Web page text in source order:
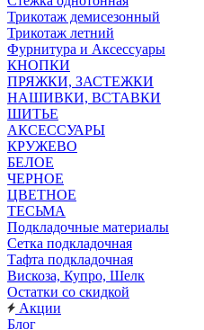
Трикотаж демисезонный
Трикотаж летний
Фурнитура и Аксессуары
КНОПКИ
ПРЯЖКИ, ЗАСТЕЖКИ
НАШИВКИ, ВСТАВКИ
ШИТЬЕ
АКСЕССУАРЫ
КРУЖЕВО
БЕЛОЕ
ЧЕРНОЕ
ЦВЕТНОЕ
ТЕСЬМА
Подкладочные материалы
Сетка подкладочная
Тафта подкладочная
Вискоза, Купро, Шелк
Остатки со скидкой
Акции
Блог